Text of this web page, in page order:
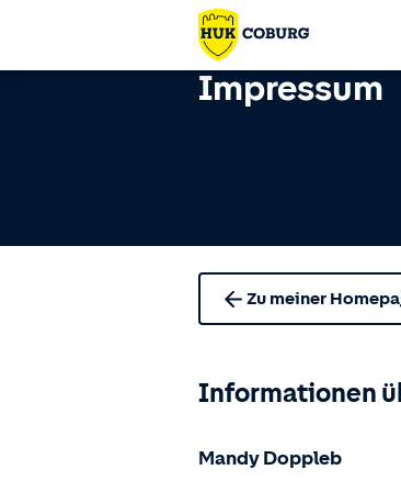
Impressum
Zu meiner
Informationen
Mandy Doppleb